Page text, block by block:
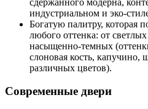
индустриальном и эко-
Богатую палитру, которая
любого оттенка: от
насыщенно-темных
слоновая кость, капучино,
различных цветов).
Современные двери